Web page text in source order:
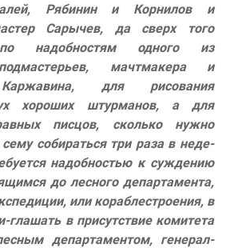
Рябинин и Корнилов и
Сарычев, да сверх того
по надобностям одного из
мачтмакера и
для рисования
хороших штурманов, а для
писцов, сколько нужно
собираться три раза в неде-
надобностью к суждению
до лесного департамента,
или кораблестроения, в
глашать в присутствие комитета
департаментом, генерал-